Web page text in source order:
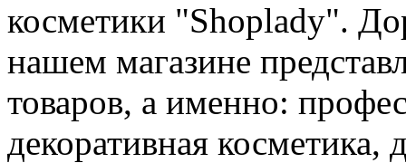
косметики "Shoplady".
нашем магазине
товаров, а именно:
декоративная косметика,